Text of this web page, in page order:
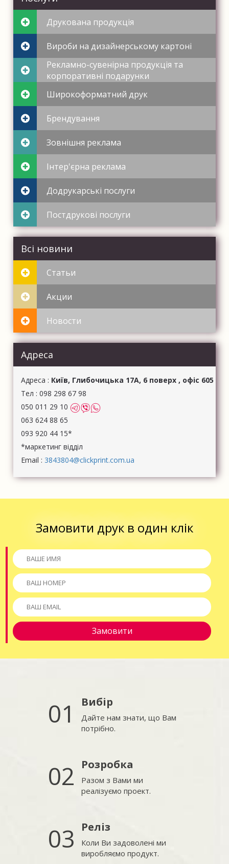
Друкована продукція
Вироби на дизайнерському картоні
Рекламно-сувенірна продукція та
корпоративні подарунки
Широкоформатний друк
Брендування
Зовнішня реклама
Інтер'єрна реклама
Додрукарські послуги
Постдрукові послуги
Всі новини
Статьи
Акции
Новости
Адреса
Aдреса : Київ, Глибочицька 17А, 6 поверх , офіс 605
Тел :098 298 67 98
050 011 29 10
063 624 88 65
093 920 44 15*
*маркетинг відділ
Email : 3843804@clickprint.com.ua
Замовити друк в один клік
01 Вибір
Дайте нам знати, що Вам
потрібно.
02 Розробка
Разом з Вами ми
реалізуємо проект.
03 Реліз
Коли Ви задоволені ми
виробляємо продукт.